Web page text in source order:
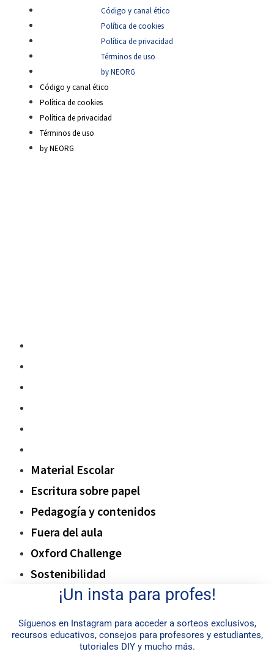
Código y canal ético
Política de cookies
Política de privacidad
Términos de uso
by NEORG
Código y canal ético
Política de cookies
Política de privacidad
Términos de uso
by NEORG
Material Escolar
Escritura sobre papel
Pedagogía y contenidos
Fuera del aula
Oxford Challenge
Sostenibilidad
¡Un insta para profes!
Síguenos en Instagram para acceder a sorteos exclusivos,
recursos educativos, consejos para profesores y estudiantes,
tutoriales DIY y mucho más.